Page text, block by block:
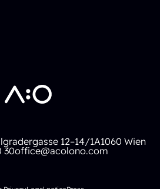
12–14/1A1060 Wien
30office@acolono.com